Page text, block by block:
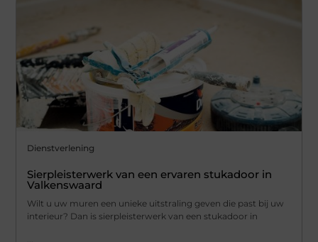
Dienstverlening
Sierpleisterwerk van een ervaren stukadoor in
Valkenswaard
Wilt u uw muren een unieke uitstraling geven die past bij uw
interieur? Dan is sierpleisterwerk van een stukadoor in